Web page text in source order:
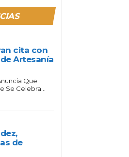
cita con
Artesanía
Que
Se Celebra...
de